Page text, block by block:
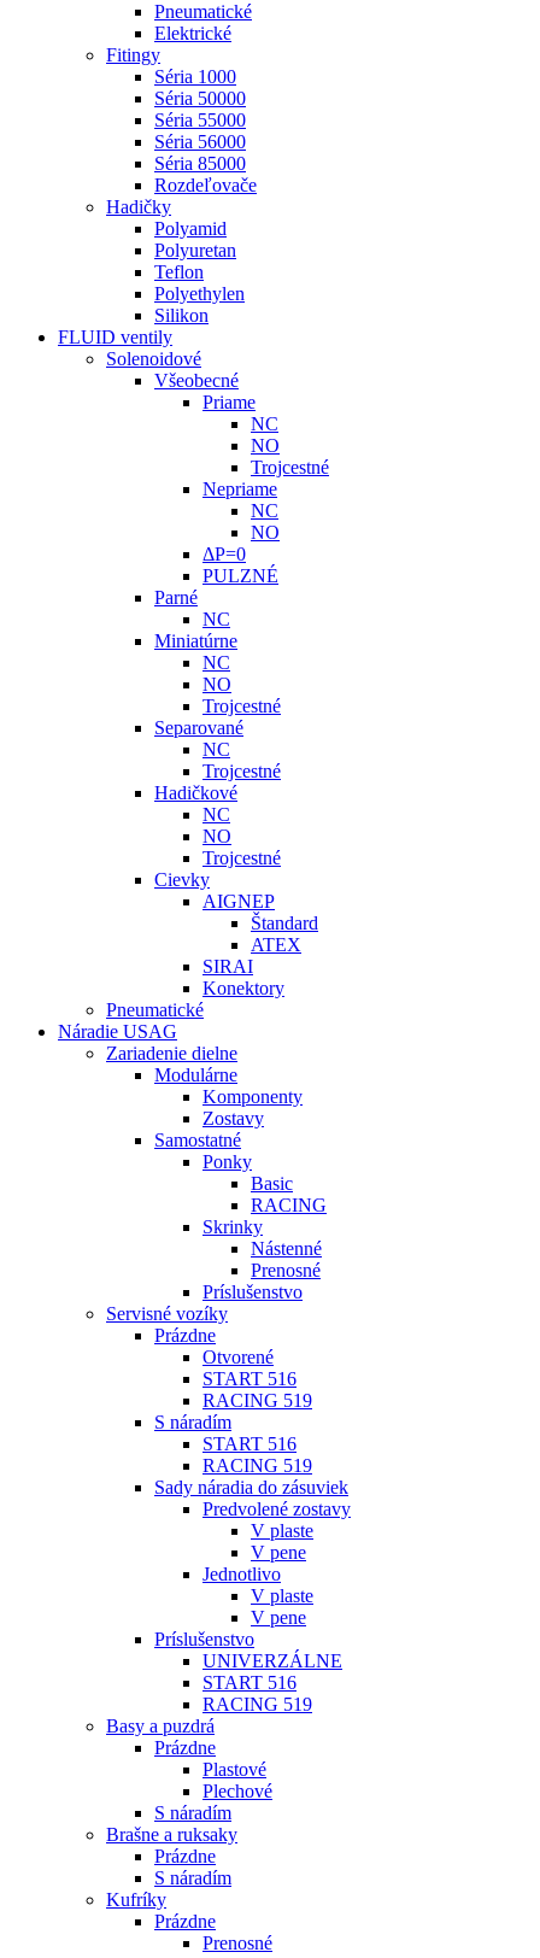
Pneumatické
Elektrické
Fitingy
Séria 1000
Séria 50000
Séria 55000
Séria 56000
Séria 85000
Rozdeľovače
Hadičky
Polyamid
Polyuretan
Teflon
Polyethylen
Silikon
FLUID ventily
Solenoidové
Všeobecné
Priame
NC
NO
Trojcestné
Nepriame
NC
NO
ΔP=0
PULZNÉ
Parné
NC
Miniatúrne
NC
NO
Trojcestné
Separované
NC
Trojcestné
Hadičkové
NC
NO
Trojcestné
Cievky
AIGNEP
Štandard
ATEX
SIRAI
Konektory
Pneumatické
Náradie USAG
Zariadenie dielne
Modulárne
Komponenty
Zostavy
Samostatné
Ponky
Basic
RACING
Skrinky
Nástenné
Prenosné
Príslušenstvo
Servisné vozíky
Prázdne
Otvorené
START 516
RACING 519
S náradím
START 516
RACING 519
Sady náradia do zásuviek
Predvolené zostavy
V plaste
V pene
Jednotlivo
V plaste
V pene
Príslušenstvo
UNIVERZÁLNE
START 516
RACING 519
Basy a puzdrá
Prázdne
Plastové
Plechové
S náradím
Brašne a ruksaky
Prázdne
S náradím
Kufríky
Prázdne
Prenosné